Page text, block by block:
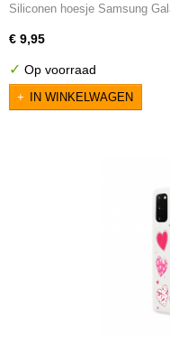
Ultra / S20 FE
Siliconen hoesje Samsung
€ 9,95
✓ Op voorraad
IN WINKELWAGEN